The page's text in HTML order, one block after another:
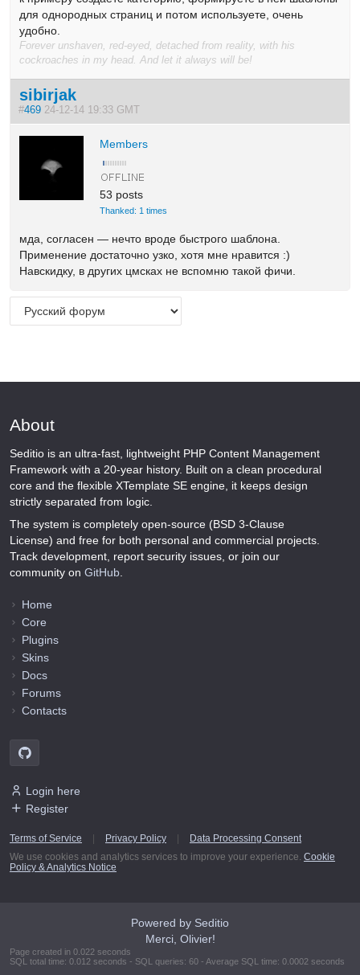
для однородных страниц и потом используете, очень
удобно.
Forever unshaven, red-eyed, detached from reality, with his
cockroaches in my head. And let it always will be!
sibirjak
#469 24-12-14 19:33 GMT
Members
53 posts
Thanked: 1 times
мда, согласен — нечто вроде быстрого шаблона.
Применение достаточно узко, хотя мне нравится :)
Навскидку, в других цмсках не вспомню такой фичи.
About
Seditio is an ultra-fast, lightweight PHP Content Management
Framework with a 20-year history. Built on a clean procedural
core and the flexible XTemplate SE engine, it keeps design
strictly separated from logic.
The system is completely open-source (BSD 3-Clause
License) and free for both personal and commercial projects.
Track development, report security issues, or join our
community on GitHub.
Home
Core
Plugins
Skins
Docs
Forums
Contacts
Login here
Register
Terms of Service | Privacy Policy |
Data Processing Consent
We use cookies and analytics services to improve your experience. Cookie
Policy & Analytics Notice
Powered by Seditio
Merci, Olivier!
Page created in 0.022 seconds
SQL total time: 0.012 seconds - SQL queries: 60 - Average SQL time: 0.0002 seconds